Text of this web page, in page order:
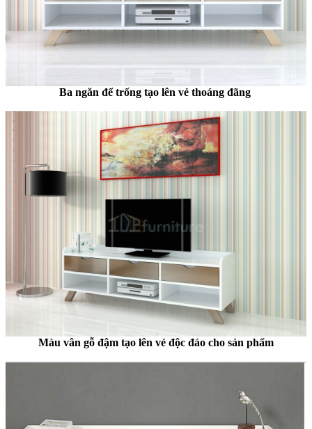
Ba ngăn để trống tạo lên vẻ thoáng đãng
Màu vân gỗ đậm tạo lên vẻ độc đáo cho sản phẩm